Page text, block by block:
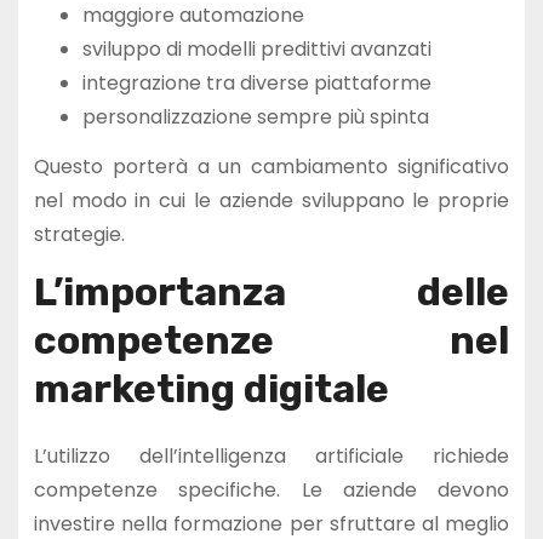
maggiore automazione
sviluppo di modelli predittivi avanzati
integrazione tra diverse piattaforme
personalizzazione sempre più spinta
Questo porterà a un cambiamento significativo
nel modo in cui le aziende sviluppano le proprie
strategie.
L’importanza delle
competenze nel
marketing digitale
L’utilizzo dell’intelligenza artificiale richiede
competenze specifiche. Le aziende devono
investire nella formazione per sfruttare al meglio